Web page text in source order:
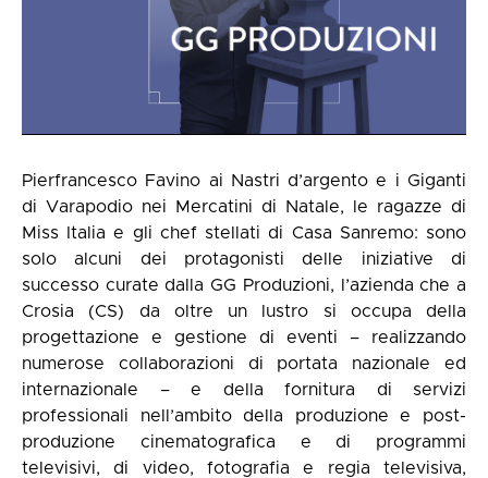
Pierfrancesco Favino ai Nastri d’argento e i Giganti
di Varapodio nei Mercatini di Natale, le ragazze di
Miss Italia e gli chef stellati di Casa Sanremo: sono
solo alcuni dei protagonisti delle iniziative di
successo curate dalla GG Produzioni, l’azienda che a
Crosia (CS) da oltre un lustro si occupa della
progettazione e gestione di eventi – realizzando
numerose collaborazioni di portata nazionale ed
internazionale – e della fornitura di servizi
professionali nell’ambito della produzione e post-
produzione cinematografica e di programmi
televisivi, di video, fotografia e regia televisiva,